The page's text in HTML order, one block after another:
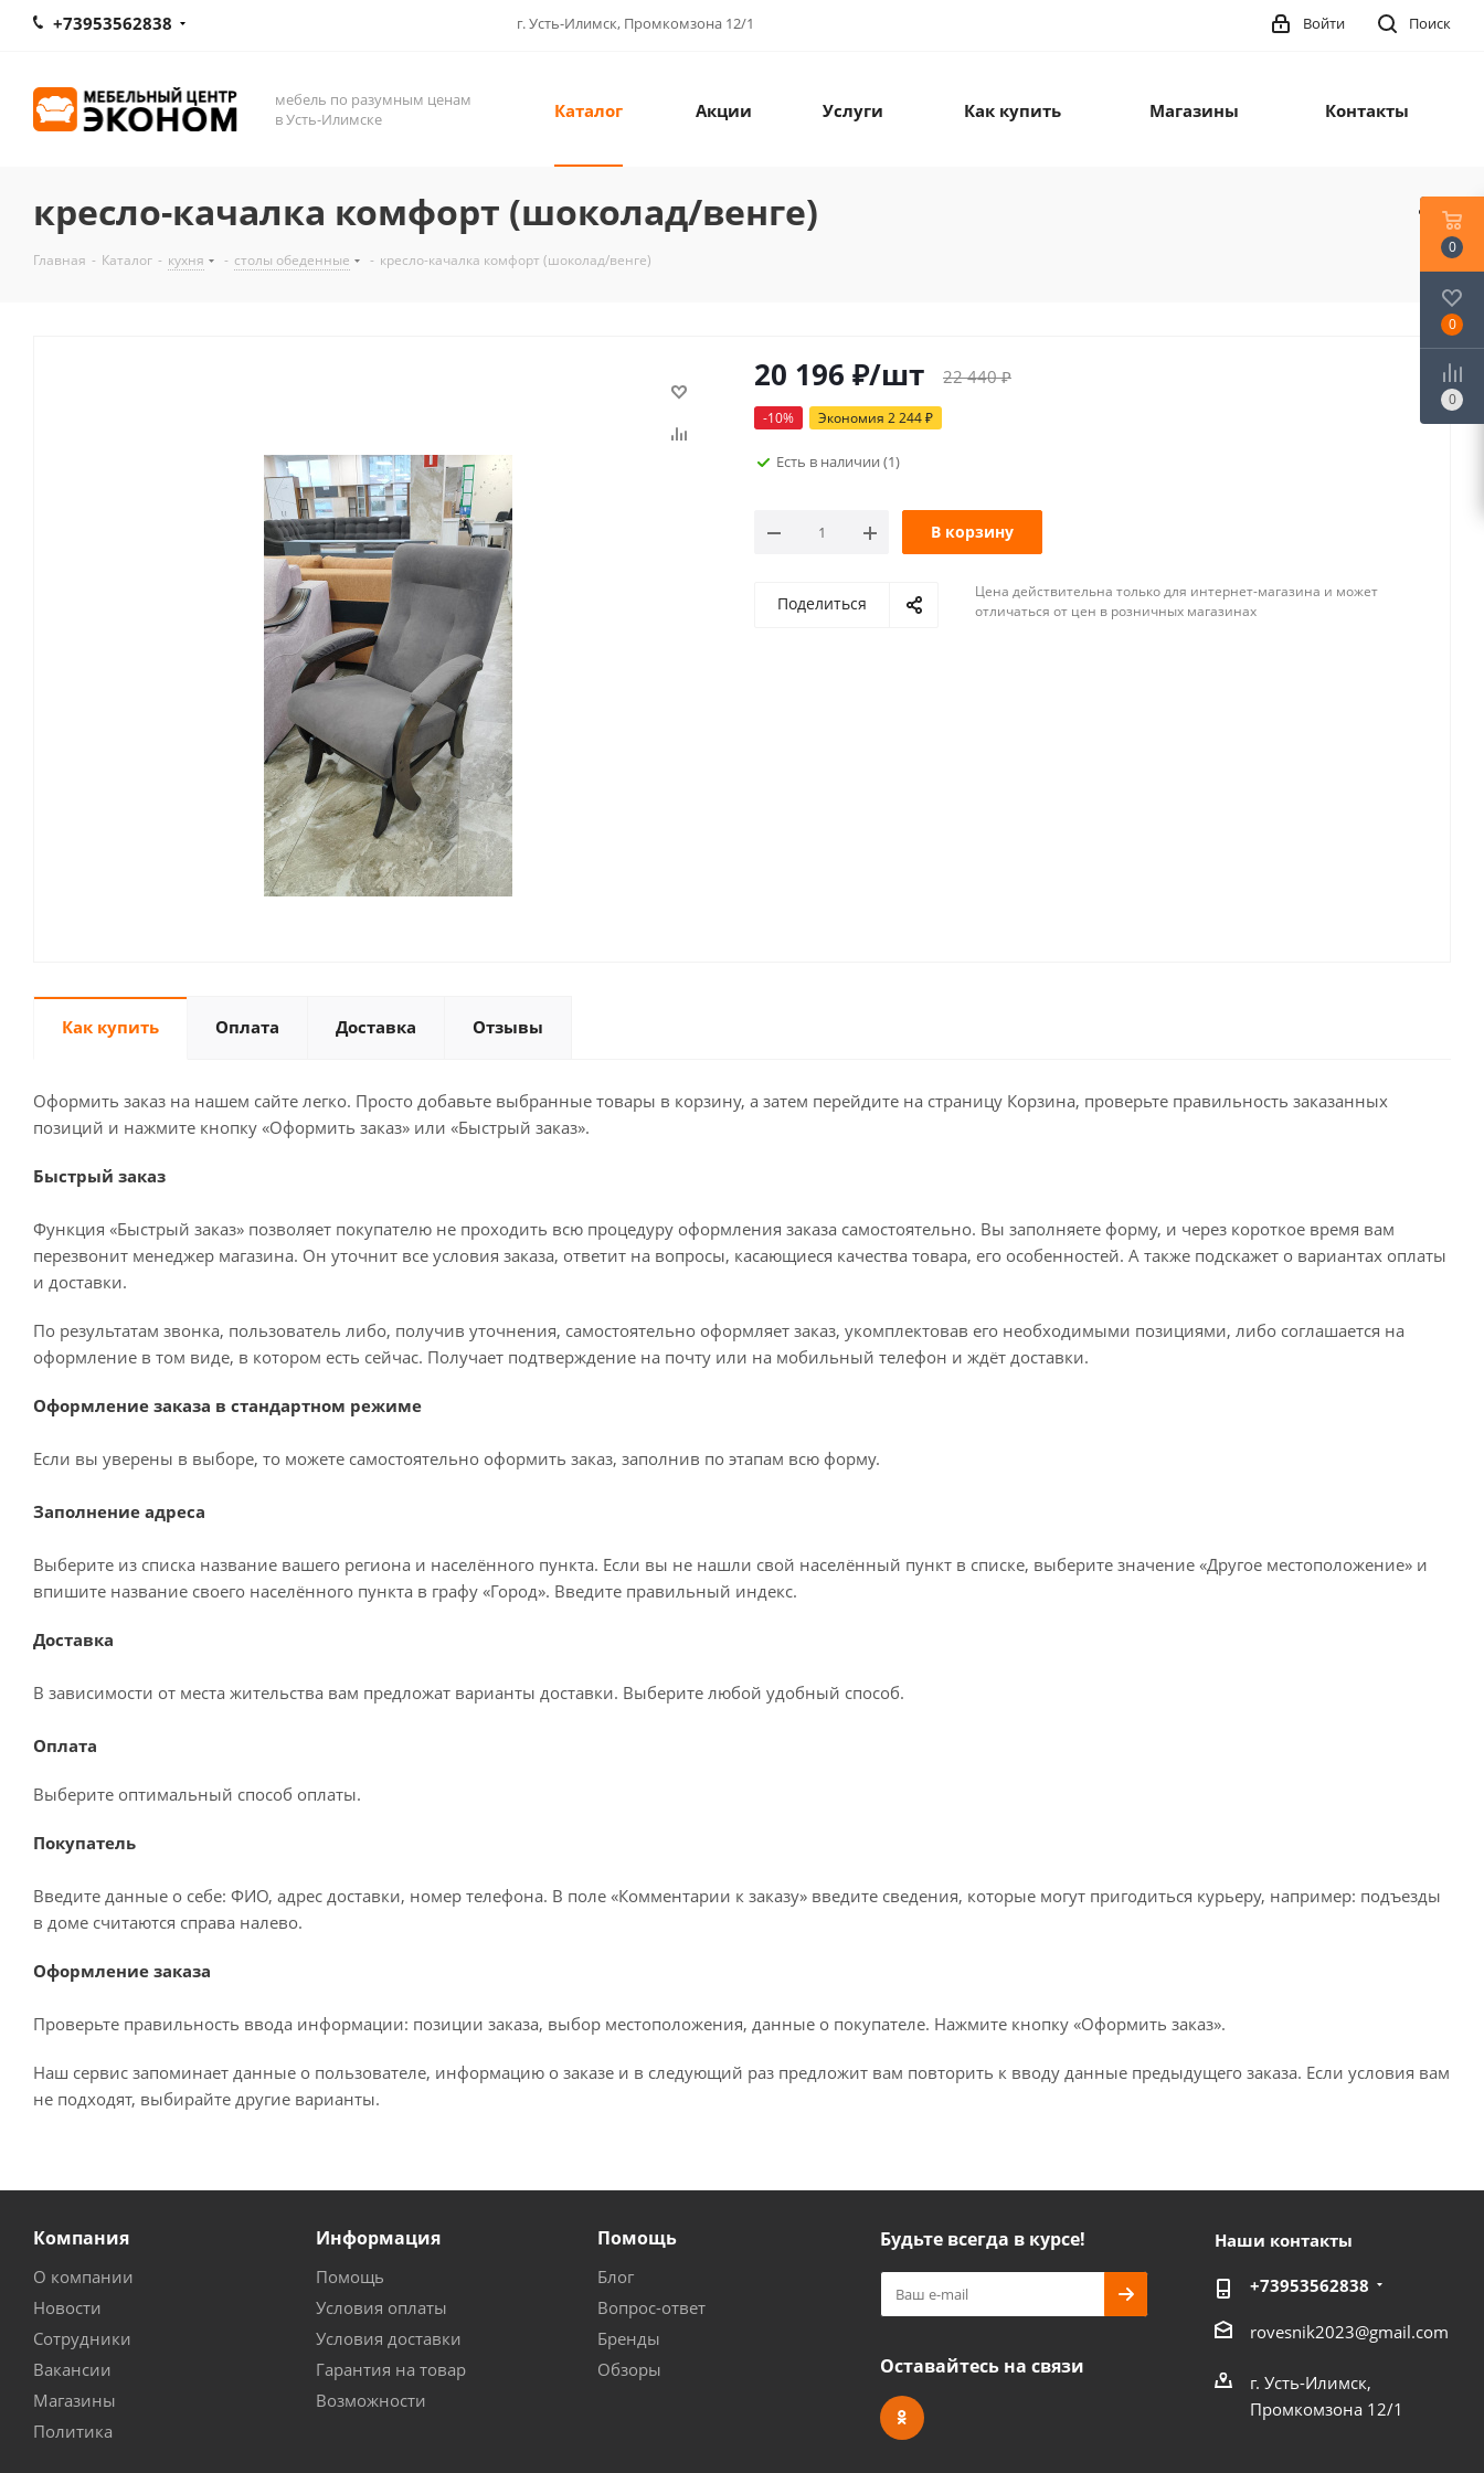
+73953562838 г. Усть-Илимск, Промкомзона 12/1 Поиск
Войти
мебель по разумным ценам
в Усть-Илимске
Каталог Акции Услуги Как купить Магазины Контакты
кресло-качалка комфорт (шоколад/венге)
Главная - Каталог - кухня - столы обеденные - кресло-качалка комфорт (шоколад/венге)
20 196 ₽/шт 22 440₽
-10% Экономия 2 244₽
Есть в наличии (1)
В корзину
Поделиться
Цена действительна только для интернет-магазина и может
отличаться от цен в розничных магазинах
Как купить Оплата Доставка Отзывы
Оформить заказ на нашем сайте легко. Просто добавьте выбранные товары в корзину, а затем перейдите на страницу Корзина, проверьте правильность заказанных
позиций и нажмите кнопку «Оформить заказ» или «Быстрый заказ».
Быстрый заказ
Функция «Быстрый заказ» позволяет покупателю не проходить всю процедуру оформления заказа самостоятельно. Вы заполняете форму, и через короткое время вам
перезвонит менеджер магазина. Он уточнит все условия заказа, ответит на вопросы, касающиеся качества товара, его особенностей. А также подскажет о вариантах оплаты
и доставки.
По результатам звонка, пользователь либо, получив уточнения, самостоятельно оформляет заказ, укомплектовав его необходимыми позициями, либо соглашается на
оформление в том виде, в котором есть сейчас. Получает подтверждение на почту или на мобильный телефон и ждёт доставки.
Оформление заказа в стандартном режиме
Если вы уверены в выборе, то можете самостоятельно оформить заказ, заполнив по этапам всю форму.
Заполнение адреса
Выберите из списка название вашего региона и населённого пункта. Если вы не нашли свой населённый пункт в списке, выберите значение «Другое местоположение» и
впишите название своего населённого пункта в графу «Город». Введите правильный индекс.
Доставка
В зависимости от места жительства вам предложат варианты доставки. Выберите любой удобный способ.
Оплата
Выберите оптимальный способ оплаты.
Покупатель
Введите данные о себе: ФИО, адрес доставки, номер телефона. В поле «Комментарии к заказу» введите сведения, которые могут пригодиться курьеру, например: подъезды
в доме считаются справа налево.
Оформление заказа
Проверьте правильность ввода информации: позиции заказа, выбор местоположения, данные о покупателе. Нажмите кнопку «Оформить заказ».
Наш сервис запоминает данные о пользователе, информацию о заказе и в следующий раз предложит вам повторить к вводу данные предыдущего заказа. Если условия вам
не подходят, выбирайте другие варианты.
Компания
О компании
Новости
Сотрудники
Вакансии
Магазины
Политика
Информация
Помощь
Условия оплаты
Условия доставки
Гарантия на товар
Возможности
Помощь
Блог
Вопрос-ответ
Бренды
Обзоры
Будьте всегда в курсе!
Оставайтесь на связи
Наши контакты
+73953562838
rovesnik2023@gmail.com
г. Усть-Илимск,
Промкомзона 12/1
0
0
0